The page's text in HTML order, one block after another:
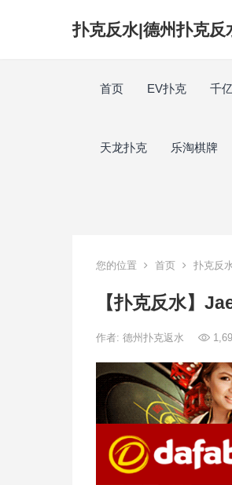
扑克反水|德州扑克反
首页 EV扑克 千
天龙扑克 乐淘棋牌
您的位置 首页 扑克反
【扑克反水】
作者: 德州扑克返水